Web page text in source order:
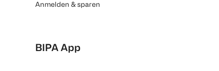
Anmelden & sparen
BIPA App